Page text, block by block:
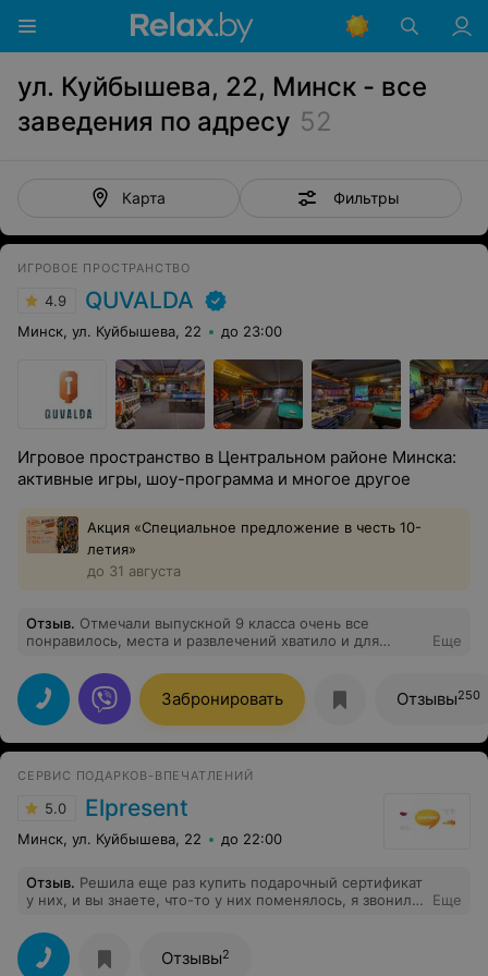
ул. Куйбышева, 22, Минск - все
заведения по адресу 52
Карта Фильтры
ИГРОВОЕ ПРОСТРАНСТВО
4.9 QUVALDA
Минск, ул. Куйбышева, 22 до 23:00
Игровое пространство в Центральном районе Минска:
активные игры, шоу-программа и многое другое
Акция «Специальное предложение в честь 10-
летия»
до 31 августа
Отзыв. Отмечали выпускной 9 класса очень все
понравилось, места и развлечений хватило и для
Еще
Забронировать Отзывы250
СЕРВИС ПОДАРКОВ-ВПЕЧАТЛЕНИЙ
5.0 Elpresent
Минск, ул. Куйбышева, 22 до 22:00
Отзыв. Решила еще раз купить подарочный сертификат
у них, и вы знаете, что-то у них поменялось, я звонила
такую клссную экстремальную штуку - Джип Тур
дорога ярости, и как оказалось, там загадки из серии
схватнических, короче, были мега довольны. Спасибо ,
Еще
Отзывы2